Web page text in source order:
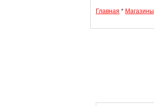
Главная * Магазины